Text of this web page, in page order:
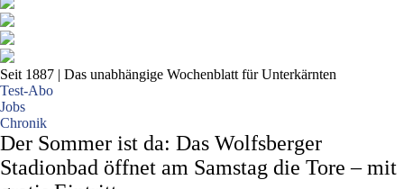
Seit 1887 | Das unabhängige Wochenblatt für Unterkärnten
Test-Abo
Jobs
Chronik
Der Sommer ist da: Das Wolfsberger
Stadionbad öffnet am Samstag die Tore – mit